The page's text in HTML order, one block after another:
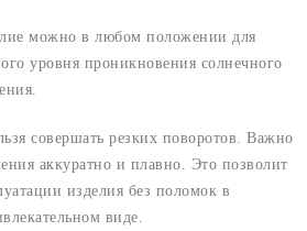
можно в любом положении для
уровня проникновения солнечного
совершать резких поворотов. Важно
аккуратно и плавно. Это позволит
изделия без поломок в
виде.